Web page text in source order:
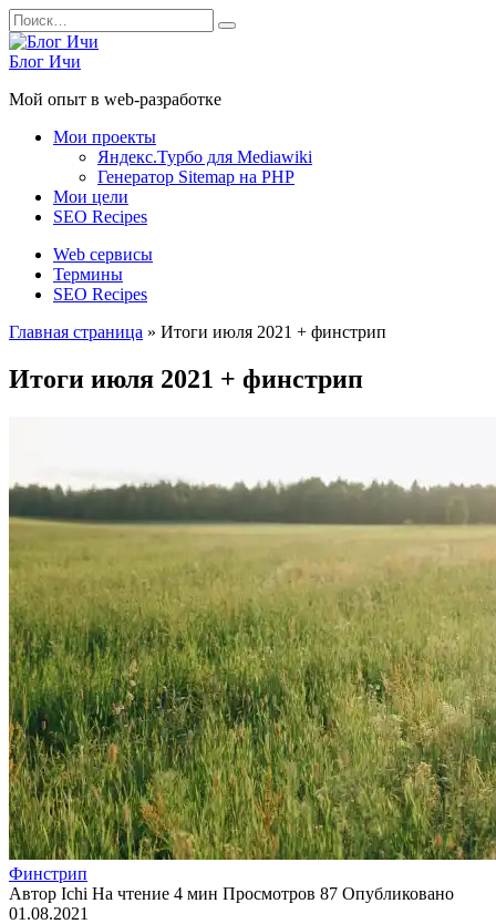
Перейти
к
содержанию
Search
for:
Блог Ичи
Мой опыт в web-разработке
Мои проекты
Яндекс.Турбо для Mediawiki
Генератор Sitemap на PHP
Мои цели
SEO Recipes
Web сервисы
Термины
SEO Recipes
Главная страница » Итоги июля 2021 + финстрип
Итоги июля 2021 + финстрип
Финстрип
Автор Ichi На чтение 4 мин Просмотров 87 Опубликовано
01.08.2021